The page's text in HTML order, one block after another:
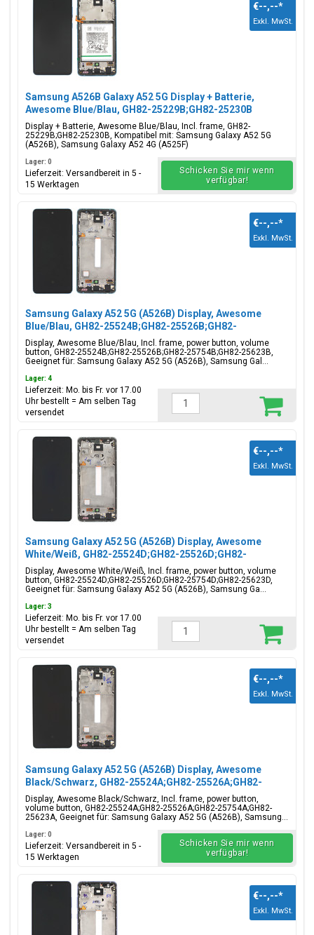
Samsung A526B Galaxy A52 5G Display + Batterie,
Awesome Blue/Blau, GH82-25229B;GH82-25230B
Display + Batterie, Awesome Blue/Blau, Incl. frame, GH82-
25229B;GH82-25230B, Kompatibel mit: Samsung Galaxy A52 5G
(A526B), Samsung Galaxy A52 4G (A525F)
€--,--*
Exkl. MwSt.
Lager: 0
Lieferzeit: Versandbereit in 5 -
15 Werktagen
Schicken Sie mir wenn
verfügbar!
Samsung Galaxy A52 5G (A526B) Display, Awesome
Blue/Blau, GH82-25524B;GH82-25526B;GH82-
25754B;GH82-25623B
Display, Awesome Blue/Blau, Incl. frame, power button, volume
button, GH82-25524B;GH82-25526B;GH82-25754B;GH82-25623B,
Geeignet für: Samsung Galaxy A52 5G (A526B), Samsung Gal...
€--,--*
Exkl. MwSt.
Lager: 4
Lieferzeit: Mo. bis Fr. vor 17.00
Uhr bestellt = Am selben Tag
versendet
Samsung Galaxy A52 5G (A526B) Display, Awesome
White/Weiß, GH82-25524D;GH82-25526D;GH82-
25754D;GH82-25623D
Display, Awesome White/Weiß, Incl. frame, power button, volume
button, GH82-25524D;GH82-25526D;GH82-25754D;GH82-25623D,
Geeignet für: Samsung Galaxy A52 5G (A526B), Samsung Ga...
€--,--*
Exkl. MwSt.
Lager: 3
Lieferzeit: Mo. bis Fr. vor 17.00
Uhr bestellt = Am selben Tag
versendet
Samsung Galaxy A52 5G (A526B) Display, Awesome
Black/Schwarz, GH82-25524A;GH82-25526A;GH82-
25754A;GH82-25623A
Display, Awesome Black/Schwarz, Incl. frame, power button,
volume button, GH82-25524A;GH82-25526A;GH82-25754A;GH82-
25623A, Geeignet für: Samsung Galaxy A52 5G (A526B), Samsung...
€--,--*
Exkl. MwSt.
Lager: 0
Lieferzeit: Versandbereit in 5 -
15 Werktagen
Schicken Sie mir wenn
verfügbar!
€--,--*
Exkl. MwSt.